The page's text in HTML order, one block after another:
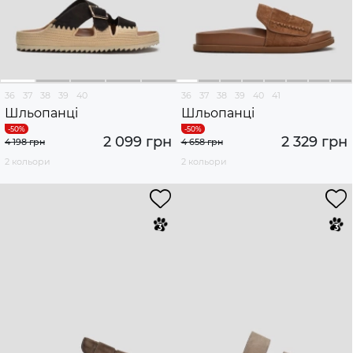
36 37 38 39 40
Шльопанці
2 099 грн
4 198 грн
2 кольори
36 37 38 39 40 41
Шльопанці
2 329 грн
4 658 грн
2 кольори